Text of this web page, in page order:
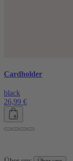
Cardholder
black
26,99 €